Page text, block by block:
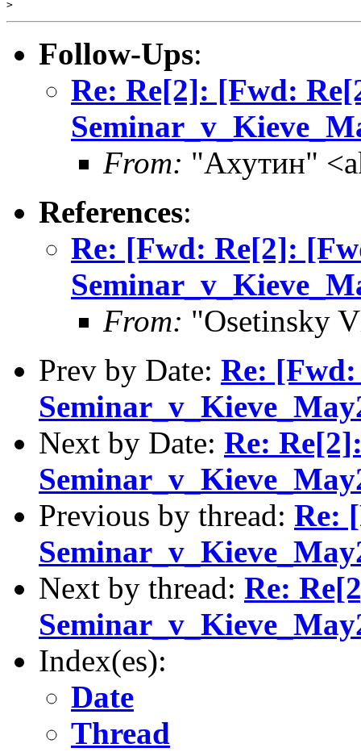
Follow-Ups:
Re: Re[2]: [Fwd:
From: "Ахутин"
References:
Re: [Fwd: Re[2]:
From: "Osetinsky
Prev by Date: Re:
Next by Date: Re:
Previous by thread: Re:
Next by thread: Re:
Index(es):
Date
Thread